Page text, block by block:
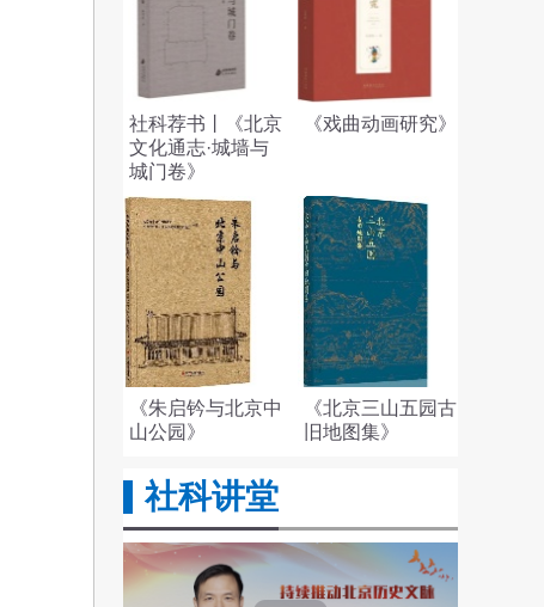
社科荐书丨《北京
文化通志·城墙与
城门卷》
《戏曲动画研究》
《朱启钤与北京中
山公园》
《北京三山五园古
旧地图集》
社科讲堂